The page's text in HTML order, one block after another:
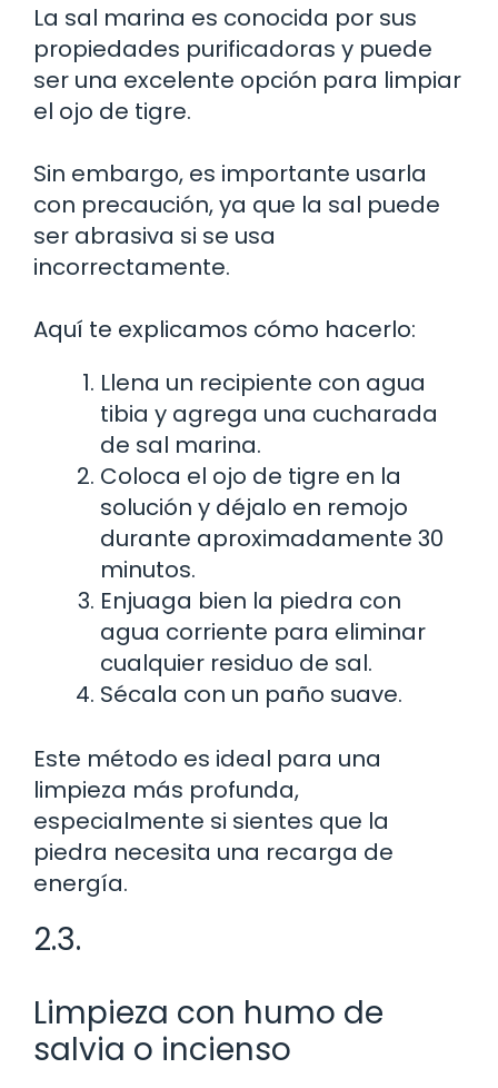
La sal marina es conocida por sus
propiedades purificadoras y puede
ser una excelente opción para limpiar
el ojo de tigre.
Sin embargo, es importante usarla
con precaución, ya que la sal puede
ser abrasiva si se usa
incorrectamente.
Aquí te explicamos cómo hacerlo:
Llena un recipiente con agua
tibia y agrega una cucharada
de sal marina.
Coloca el ojo de tigre en la
solución y déjalo en remojo
durante aproximadamente 30
minutos.
Enjuaga bien la piedra con
agua corriente para eliminar
cualquier residuo de sal.
Sécala con un paño suave.
Este método es ideal para una
limpieza más profunda,
especialmente si sientes que la
piedra necesita una recarga de
energía.
2.3.
Limpieza con humo de
salvia o incienso